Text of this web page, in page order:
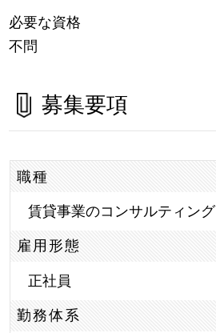
必要な資格
不問
募集要項
職種
賃貸事業のコンサルティング
雇用形態
正社員
勤務体系